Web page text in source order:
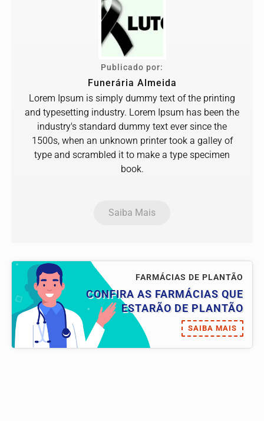
Publicado por:
Funerária Almeida
Lorem Ipsum is simply dummy text of the printing
and typesetting industry. Lorem Ipsum has been the
industry's standard dummy text ever since the
1500s, when an unknown printer took a galley of
type and scrambled it to make a type specimen
book.
Saiba Mais
FARMÁCIAS DE PLANTÃO
CONFIRA AS FARMÁCIAS QUE
ESTARÃO DE PLANTÃO
SAIBA MAIS